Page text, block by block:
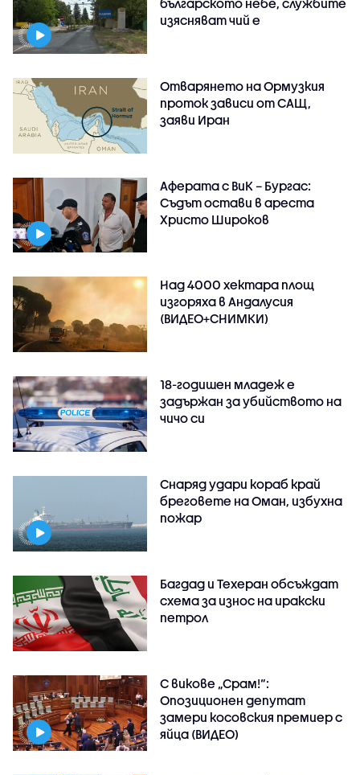
българското небе, службите
изясняват чий е
Отварянето на Ормузкия
проток зависи от САЩ,
заяви Иран
Аферата с ВиК – Бургас:
Съдът остави в ареста
Христо Широков
Над 4000 хектара площ
изгоряха в Андалусия
(ВИДЕО+СНИМКИ)
18-годишен младеж е
задържан за убийството на
чичо си
Снаряд удари кораб край
бреговете на Оман, избухна
пожар
Багдад и Техеран обсъждат
схема за износ на иракски
петрол
С викове „Срам!“:
Опозиционен депутат
замери косовския премиер с
яйца (ВИДЕО)